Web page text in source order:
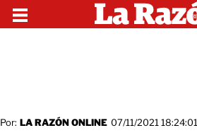
Por: LA RAZÓN ONLINE 07/11/2021 18:24:01